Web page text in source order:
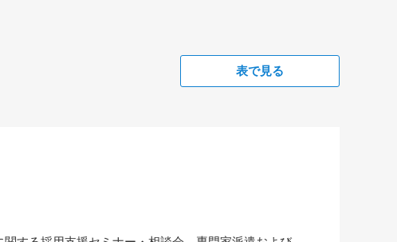
表で見る